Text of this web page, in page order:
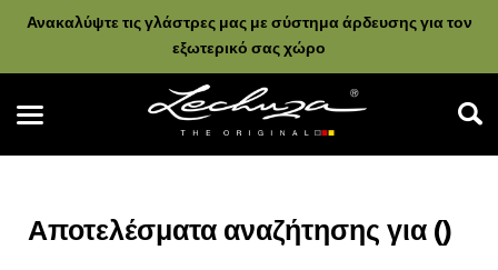
Ανακαλύψτε τις γλάστρες μας με σύστημα άρδευσης για τον
εξωτερικό σας χώρο
Αποτελέσματα αναζήτησης για ()